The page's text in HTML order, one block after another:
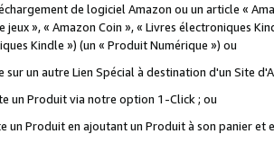
de logiciel Amazon ou un article «
jeux », « Amazon Coin », « Livres électroniques
Kindle ») (un « Produit Numérique ») ou
un autre Lien Spécial à destination d'un Site
un Produit via notre option 1-Click ; ou
Produit en ajoutant un Produit à son panier et